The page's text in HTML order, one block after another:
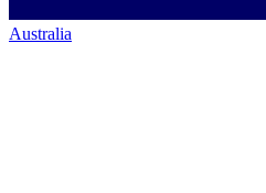
Australia